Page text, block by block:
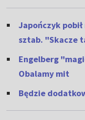
Japończyk
sztab. "Skacze
Engelberg
Obalamy mit
Będzie